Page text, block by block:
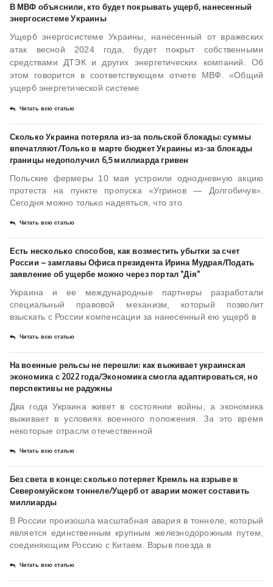
В МВФ объяснили, кто будет покрывать ущерб, нанесенный
энергосистеме Украины
Ущерб энергосистеме Украины, нанесенный от вражеских
атак весной 2024 года, будет покрыт собственными
средствами ДТЭК и других энергетических компаний. Об
этом говорится в соответствующем отчете МВФ. «Общий
ущерб энергетической системе
Читать всю статью
Сколько Украина потеряла из-за польской блокады: суммы
впечатляют/Только в марте бюджет Украины из-за блокады
границы недополучил 6,5 миллиарда гривен
Польские фермеры 10 мая устроили однодневную акцию
протеста на пункте пропуска «Угринов — Долгобичув».
Сегодня можно только надеяться, что это
Читать всю статью
Есть несколько способов, как возместить убытки за счет
России – замглавы Офиса президента Ирина Мудрая/Подать
заявление об ущербе можно через портал "Дія"
Украина и ее международные партнеры разработали
специальный правовой механизм, который позволит
взыскать с России компенсации за нанесенный ею ущерб в
Читать всю статью
На военные рельсы не перешли: как выживает украинская
экономика с 2022 года/Экономика смогла адаптироваться, но
перспективы не радужны
Два года Украина живет в состоянии войны, а экономика
выживает в условиях военного положения. За это время
некоторые отрасли отечественной
Читать всю статью
Без света в конце: сколько потеряет Кремль на взрыве в
Северомуйском тоннеле/Ущерб от аварии может составить
миллиарды
В России произошла масштабная авария в тоннеле, который
является единственным крупным железнодорожным путем,
соединяющим Россию с Китаем. Взрыв поезда в
Читать всю статью